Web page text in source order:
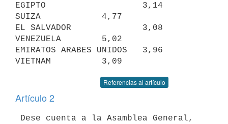
EGIPTO                   3,14
SUIZA            4,77
EL SALVADOR              3,08
VENEZUELA        5,02
EMIRATOS ARABES UNIDOS   3,96
Referencias al artículo
Artículo 2